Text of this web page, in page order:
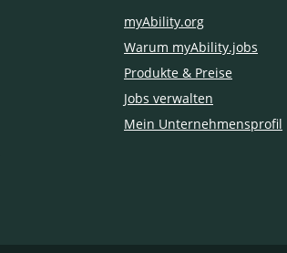
myAbility.org
Warum myAbility.jobs
Produkte & Preise
Jobs verwalten
Mein Unternehmensprofil